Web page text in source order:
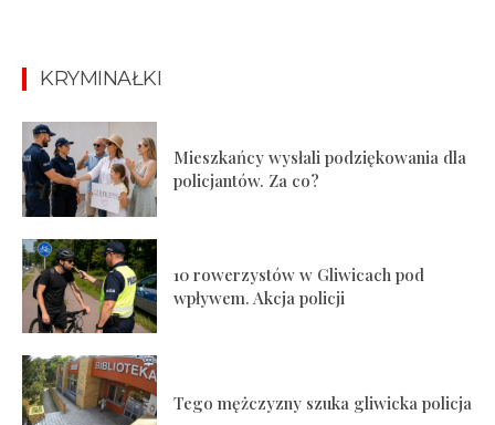
KRYMINAŁKI
Mieszkańcy wysłali podziękowania dla
policjantów. Za co?
10 rowerzystów w Gliwicach pod
wpływem. Akcja policji
Tego mężczyzny szuka gliwicka policja